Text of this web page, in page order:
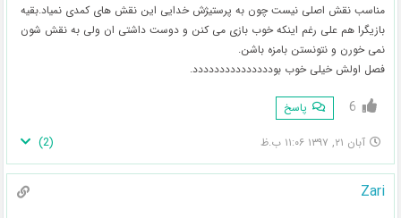
مناسب نقش اصلی نیست چون به پرستیژش خدایی این نقش های کمدی نمیاد.بقیه
بازیگرا هم علی رغم اینکه خوب بازی می کنن و دوست داشتی ان ولی به نقش شون
نمی خورن و نتونستن بامزه باشن.
فصل اولش خیلی خوب بوددددددددددددددد.
6 پاسخ
آبان ۲۱, ۱۳۹۷ ۱۱:۰۶ ب.ظ (
2
)
Zari